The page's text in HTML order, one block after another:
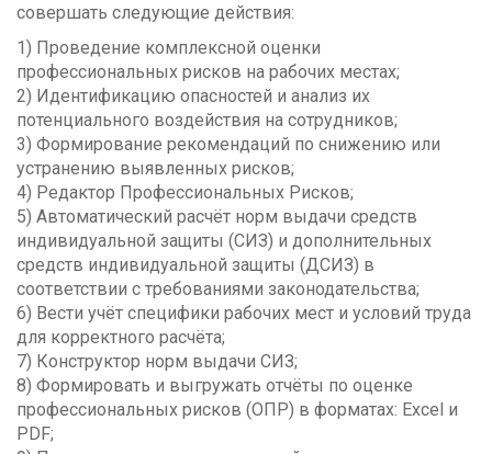
совершать следующие действия:
1) Проведение комплексной оценки
профессиональных рисков на рабочих местах;
2) Идентификацию опасностей и анализ их
потенциального воздействия на сотрудников;
3) Формирование рекомендаций по снижению или
устранению выявленных рисков;
4) Редактор Профессиональных Рисков;
5) Автоматический расчёт норм выдачи средств
индивидуальной защиты (СИЗ) и дополнительных
средств индивидуальной защиты (ДСИЗ) в
соответствии с требованиями законодательства;
6) Вести учёт специфики рабочих мест и условий труда
для корректного расчёта;
7) Конструктор норм выдачи СИЗ;
8) Формировать и выгружать отчёты по оценке
профессиональных рисков (ОПР) в форматах: Excel и
PDF;